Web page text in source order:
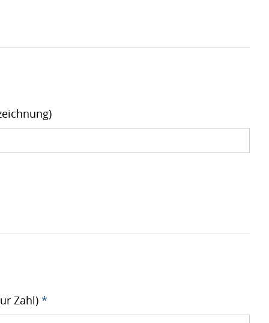
Zahl)*